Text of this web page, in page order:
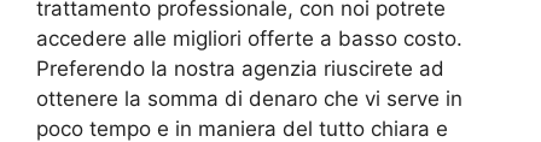
trattamento professionale, con noi potrete
accedere alle migliori offerte a basso costo.
Preferendo la nostra agenzia riuscirete ad
ottenere la somma di denaro che vi serve in
poco tempo e in maniera del tutto chiara e